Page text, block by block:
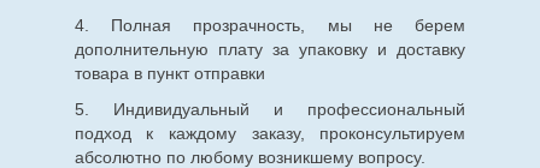
4. Полная прозрачность, мы не берем
дополнительную плату за упаковку и доставку
товара в пункт отправки
5. Индивидуальный и профессиональный
подход к каждому заказу, проконсультируем
абсолютно по любому возникшему вопросу.